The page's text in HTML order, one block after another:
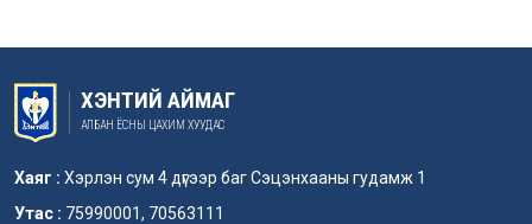
ХЭНТИЙ АЙМАГ
АЛБАН ЁСНЫ ЦАХИМ ХУУДАС
Хаяг : Хэрлэн сум 4 дүгээр баг Сэцэнхааны гудамж 1
Утас : 75990001, 70563111